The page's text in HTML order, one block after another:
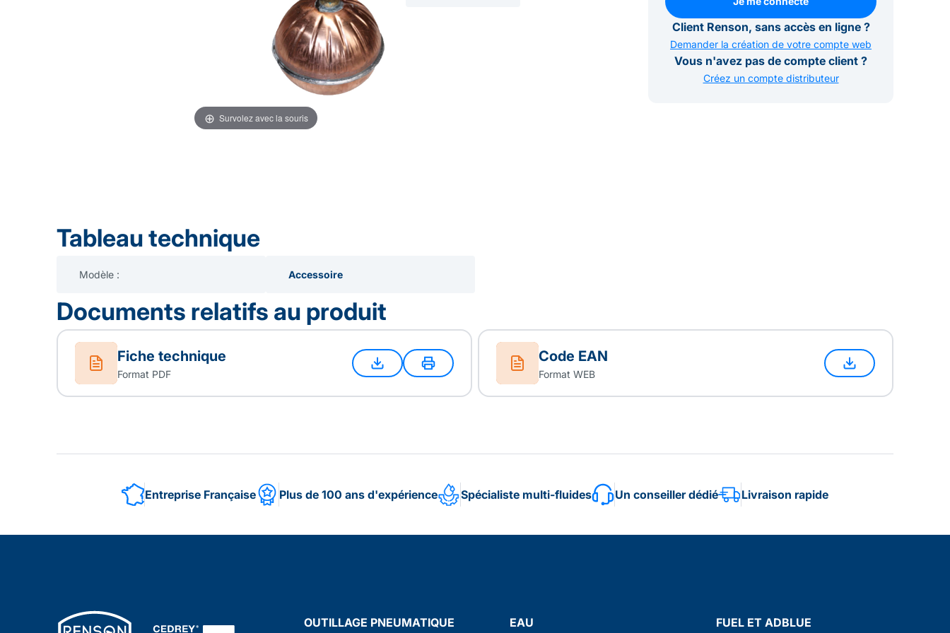
Survolez avec la souris
Client Renson, sans accès en ligne ?
Demander la création de votre compte web
Vous n'avez pas de compte client ?
Créez un compte distributeur
Tableau technique
Modèle : Accessoire
Documents relatifs au produit
Fiche technique
Format PDF
Code EAN
Format WEB
Entreprise Française Plus de 100 ans d'expérience Spécialiste multi-fluides Un conseiller dédié Livraison rapide
OUTILLAGE PNEUMATIQUE EAU FUEL ET ADBLUE